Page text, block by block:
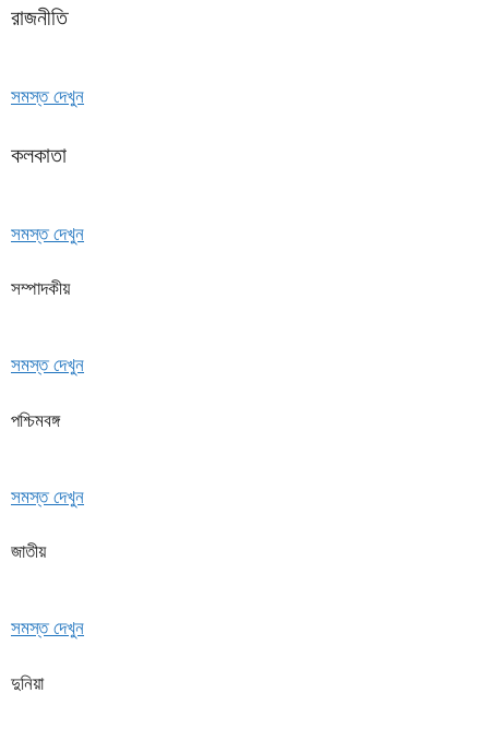
রাজনীতি
সমস্ত দেখুন
কলকাতা
সমস্ত দেখুন
সম্পাদকীয়
সমস্ত দেখুন
পশ্চিমবঙ্গ
সমস্ত দেখুন
জাতীয়
সমস্ত দেখুন
দুনিয়া